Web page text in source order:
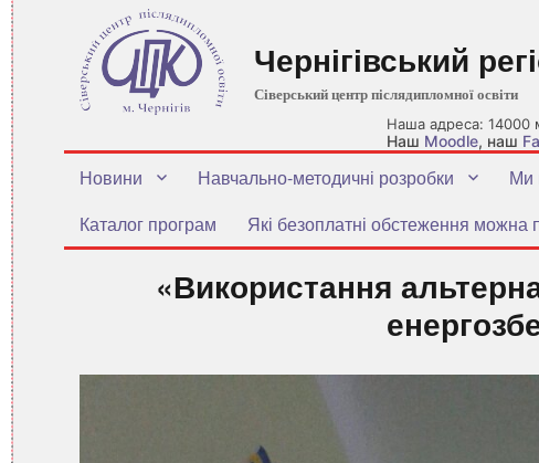
Наша адреса: 14000
Наш Moodle, наш
Чернігівський
Сіверський центр післядипломної освіти
Новини Навчально-методичні розробки Ми
Каталог програм
Які безоплатні обстеження можна
«Використання